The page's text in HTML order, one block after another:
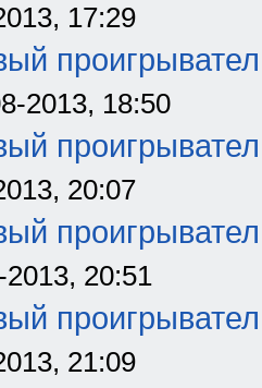
17:29
2013, 18:50
20:07
20:51
21:09